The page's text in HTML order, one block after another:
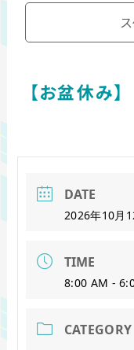
【お盆休み】
DATE
2026年10月
TIME
8:00 AM -
CATEGORY